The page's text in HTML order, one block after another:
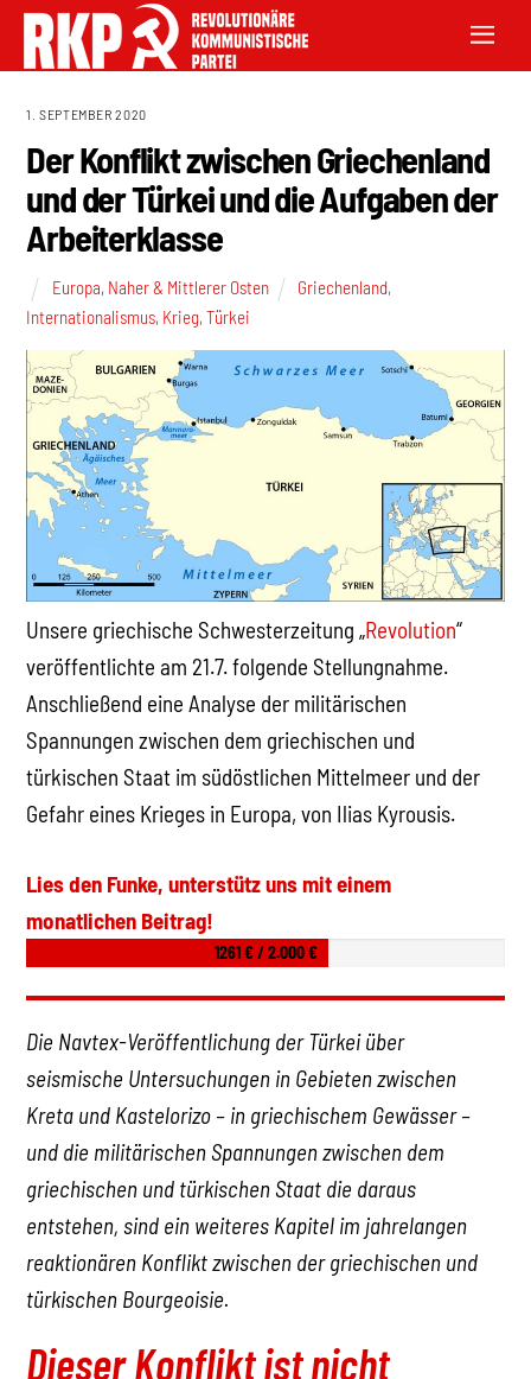
1. SEPTEMBER 2020
Der Konflikt zwischen Griechenland
und der Türkei und die Aufgaben der
Arbeiterklasse
Europa, Naher & Mittlerer Osten Griechenland,
Internationalismus, Krieg,Türkei
Unsere griechische Schwesterzeitung „Revolution“
veröffentlichte am 21.7. folgende Stellungnahme.
Anschließend eine Analyse der militärischen
Spannungen zwischen dem griechischen und
türkischen Staat im südöstlichen Mittelmeer und der
Gefahr eines Krieges in Europa, von Ilias Kyrousis.
Lies den Funke, unterstütz uns mit einem
monatlichen Beitrag!
1261 € / 2.000 €
Die Navtex-Veröffentlichung der Türkei über
seismische Untersuchungen in Gebieten zwischen
Kreta und Kastelorizo – in griechischem Gewässer –
und die militärischen Spannungen zwischen dem
griechischen und türkischen Staat die daraus
entstehen, sind ein weiteres Kapitel im jahrelangen
reaktionären Konflikt zwischen der griechischen und
türkischen Bourgeoisie.
Dieser Konflikt ist nicht